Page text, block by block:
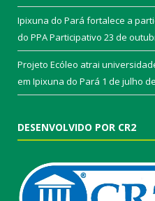
Ipixuna do Pará fortalece a
do PPA Participativo 23 de
Projeto Ecóleo atrai
em Ipixuna do Pará 1 de julho
DESENVOLVIDO POR CR2